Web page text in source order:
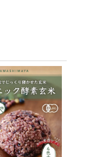
ポンを
／
ポン